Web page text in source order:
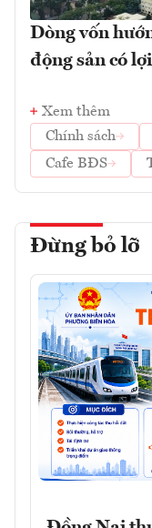
Dòng vốn
động sản có
Xem thêm
Chính sách
Cafe BĐS
Đừng bỏ lỡ